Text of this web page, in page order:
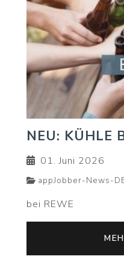
NEU: KÜHLE
01. Juni 2026
appJobber-News-
bei REWE